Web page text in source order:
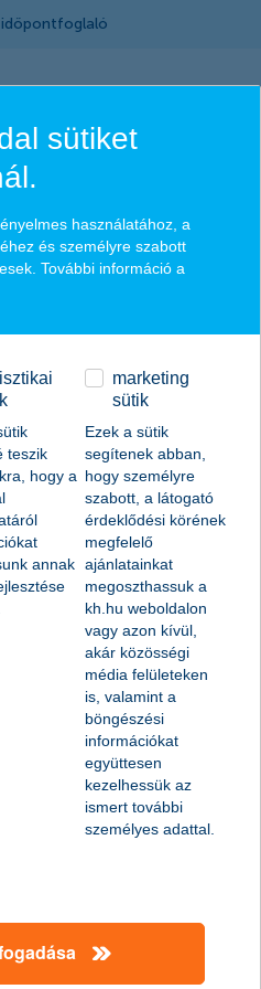
MAX
KKV hitel
KKV lízing
sütiket
használatához, a
és személyre szabott
További információ a
teszik
hogy a
annak
marketing
sütik
Ezek a sütik
segítenek abban,
hogy személyre
szabott, a látogató
érdeklődési körének
megfelelő
ajánlatainkat
megoszthassuk a
kh.hu weboldalon
vagy azon kívül,
akár közösségi
média felületeken
is, valamint a
böngészési
információkat
együttesen
kezelhessük az
ismert további
személyes adattal.